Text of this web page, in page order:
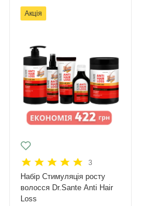
Акція
3
Набір Стимуляція росту
волосся Dr.Sante Anti Hair
Loss